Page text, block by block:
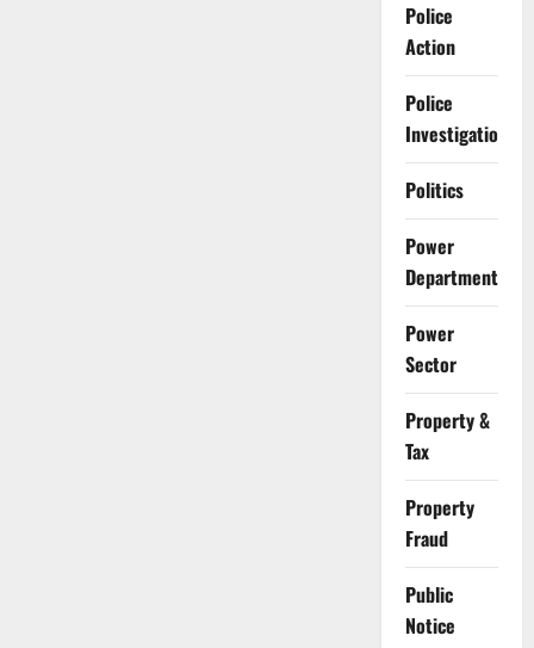
Police
Action
Police
Investigation
Politics
Power
Department
Power
Sector
Property &
Tax
Property
Fraud
Public
Notice